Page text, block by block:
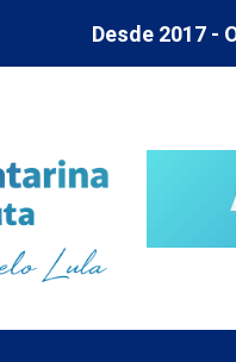
Desde 2017 -